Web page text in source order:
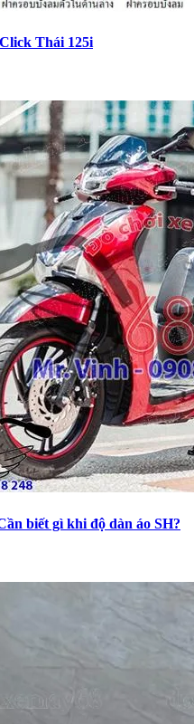
Thái 125i
biết gì khi độ dàn áo SH?